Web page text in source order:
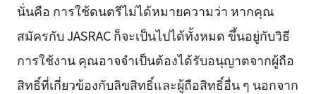
นั่นคือ การใช้ดนตรีไม่ได้หมายความว่า หากคุณ
สมัครกับ JASRAC ก็จะเป็นไปได้ทั้งหมด ขึ้นอยู่กับวิธี
การใช้งาน คุณอาจจำเป็นต้องได้รับอนุญาตจากผู้ถือ
สิทธิ์ที่เกี่ยวข้องกับลิขสิทธิ์และผู้ถือสิทธิ์อื่น ๆ นอกจาก